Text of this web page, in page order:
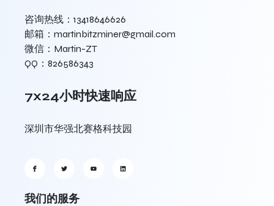
咨询热线：13418646626
邮箱：martinbitzminer@gmail.com
微信：Martin-ZT
QQ：826586343
7x24小时快速响应
深圳市华强北赛格科技园
我们的服务